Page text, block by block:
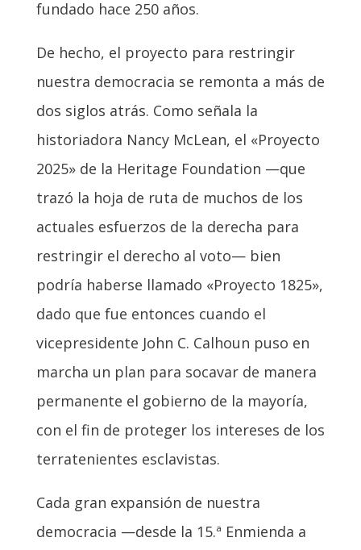
fundado hace 250 años.
De hecho, el proyecto para restringir
nuestra democracia se remonta a más de
dos siglos atrás. Como señala la
historiadora Nancy McLean, el «Proyecto
2025» de la Heritage Foundation —que
trazó la hoja de ruta de muchos de los
actuales esfuerzos de la derecha para
restringir el derecho al voto— bien
podría haberse llamado «Proyecto 1825»,
dado que fue entonces cuando el
vicepresidente John C. Calhoun puso en
marcha un plan para socavar de manera
permanente el gobierno de la mayoría,
con el fin de proteger los intereses de los
terratenientes esclavistas.
Cada gran expansión de nuestra
democracia —desde la 15.ª Enmienda a